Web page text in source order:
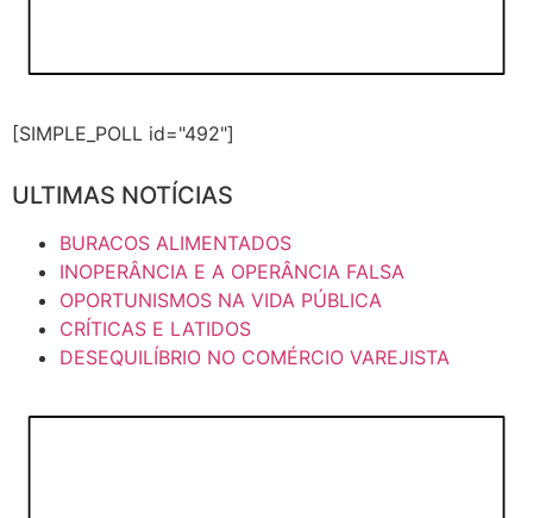
[SIMPLE_POLL id="492"]
ULTIMAS NOTÍCIAS
BURACOS ALIMENTADOS
INOPERÂNCIA E A OPERÂNCIA FALSA
OPORTUNISMOS NA VIDA PÚBLICA
CRÍTICAS E LATIDOS
DESEQUILÍBRIO NO COMÉRCIO VAREJISTA